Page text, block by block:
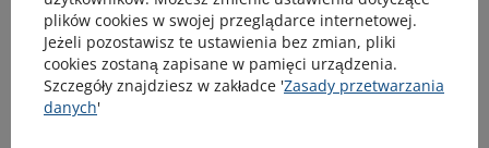
Szelka ze smyczą dla kotów oraz małych
ras psów nylonowa WAUCAT Nylon z
paszportem QR, rysunek «Awokado»,
plastikowy fastex XS (szerokośc 10 mm
plików cookies w swojej przeglądarce internetowej.
Jeżeli pozostawisz te ustawienia bez zmian, pliki
cookies zostaną zapisane w pamięci urządzenia.
Szczegóły znajdziesz w zakładce 'Zasady przetwarzania
danych'